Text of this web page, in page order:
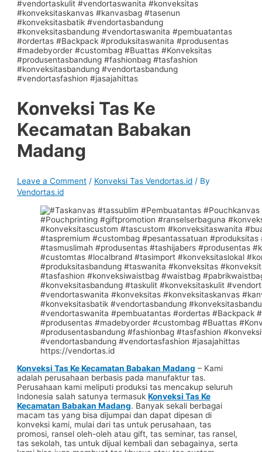
Konveksi Tas Ke
Kecamatan Babakan
Madang
Leave a Comment / Konveksi Tas Vendortas.id / By
Vendortas.id
https://vendortas.id
Konveksi Tas Ke Kecamatan Babakan Madang – Kami
adalah perusahaan berbasis pada manufaktur tas.
Perusahaan kami meliputi produksi tas mencakup seluruh
Indonesia salah satunya termasukKonveksi Tas Ke
Kecamatan Babakan Madang. Banyak sekali berbagai
macam tas yang bisa dijumpai dan dapat dipesan di
konveksi kami, mulai dari tas untuk perusahaan, tas
promosi, ransel oleh-oleh atau gift, tas seminar, tas ransel,
tas sekolah, tas untuk dijual kembali dan sebagainya, serta